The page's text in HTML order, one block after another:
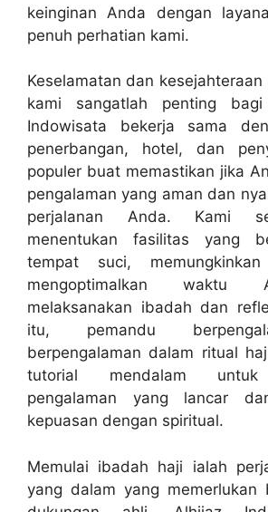
keinginan Anda dengan
penuh perhatian kami.
Keselamatan dan kesejahteraan
kami sangatlah penting
Indowisata bekerja sama
penerbangan, hotel, dan
populer buat memastikan jika
pengalaman yang aman dan
perjalanan Anda. Kami
menentukan fasilitas yang
tempat suci,
mengoptimalkan waktu
melaksanakan ibadah dan
itu, pemandu
berpengalaman dalam ritual
tutorial mendalam untuk
pengalaman yang lancar
kepuasan dengan spiritual.
Memulai ibadah haji ialah
yang dalam yang memerlukan